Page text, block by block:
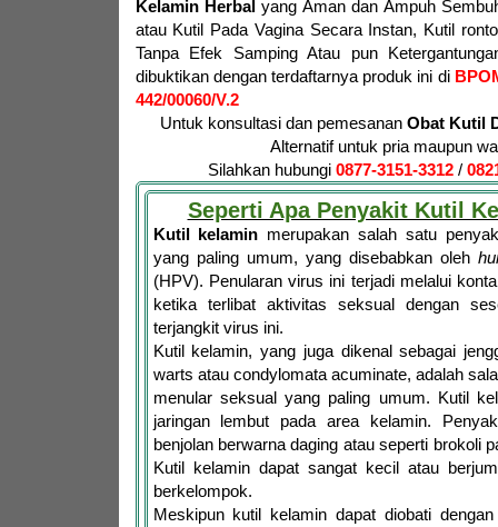
Kelamin Herbalyang Aman dan Ampuh
atau Kutil Pada Vagina Secara Instan, Kutil
Tanpa Efek Samping Atau pun
dibuktikan dengan terdaftarnya produk ini di
442/00060/V.2
Untuk konsultasi dan pemesanan Obat Kutil
Alternatif untuk pria maupun
Silahkan hubungi 0877-3151-3312 /
Seperti Apa Penyakit Kutil
Kutil kelamin merupakan salah satu
yang paling umum, yang disebabkan oleh
(HPV). Penularan virus ini terjadi melalui
ketika terlibat aktivitas seksual dengan
terjangkit virus ini.
Kutil kelamin, yang juga dikenal sebagai
warts atau condylomata acuminate, adalah
menular seksual yang paling umum. Kutil
jaringan lembut pada area kelamin.
benjolan berwarna daging atau seperti brokoli
Kutil kelamin dapat sangat kecil atau
berkelompok.
Meskipun kutil kelamin dapat diobati